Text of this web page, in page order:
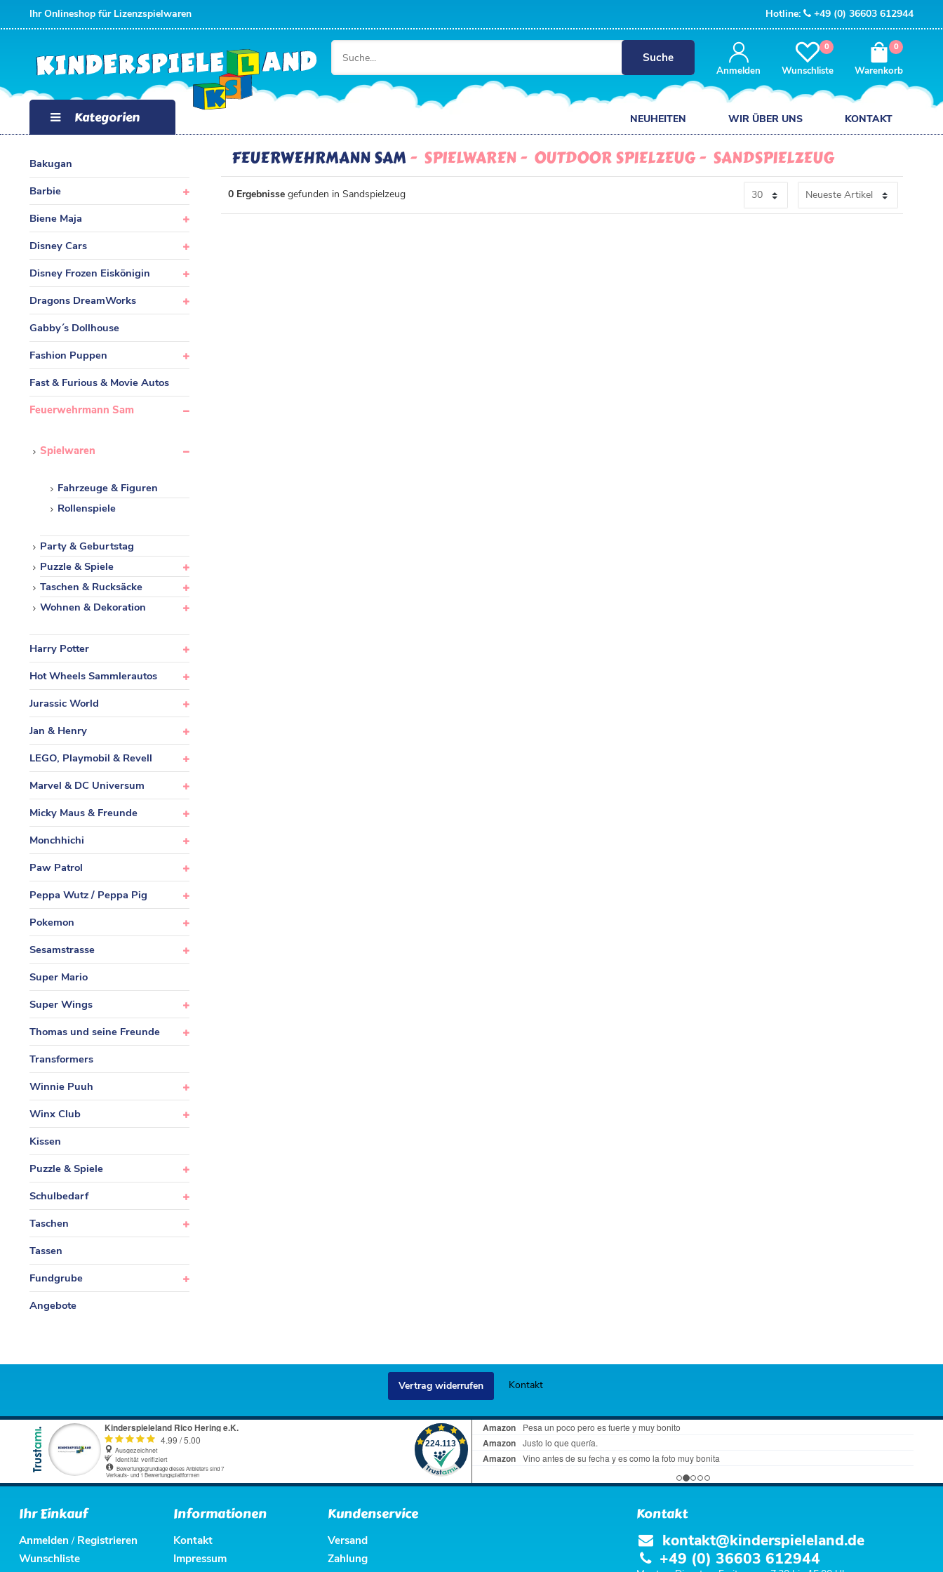
Ihr Onlineshop für Lizenzspielwaren Hotline: +49 (0) 36603 612944
Suche
Anmelden
0
Wunschliste
0
Warenkorb
Kategorien KONTAKT
WIR ÜBER UNS
NEUHEITEN
Bakugan
Barbie
Biene Maja
Disney Cars
Disney Frozen Eiskönigin
Dragons DreamWorks
Gabby´s Dollhouse
Fashion Puppen
Fast & Furious & Movie Autos
Feuerwehrmann Sam
Spielwaren
Fahrzeuge & Figuren
Rollenspiele
Party & Geburtstag
Puzzle & Spiele
Taschen & Rucksäcke
Wohnen & Dekoration
Harry Potter
Hot Wheels Sammlerautos
Jurassic World
Jan & Henry
LEGO, Playmobil & Revell
Marvel & DC Universum
Micky Maus & Freunde
Monchhichi
Paw Patrol
Peppa Wutz / Peppa Pig
Pokemon
Sesamstrasse
Super Mario
Super Wings
Thomas und seine Freunde
Transformers
Winnie Puuh
Winx Club
Kissen
Puzzle & Spiele
Schulbedarf
Taschen
Tassen
Fundgrube
Angebote
FEUERWEHRMANN SAM SPIELWAREN OUTDOOR SPIELZEUG SANDSPIELZEUG
0 Ergebnisse gefunden in Sandspielzeug
Vertrag widerrufen Kontakt
Ihr Einkauf
Anmelden / Registrieren
Wunschliste
Informationen
Kontakt
Impressum
Kundenservice
Versand
Zahlung
Kontakt
kontakt@kinderspieleland.de
+49 (0) 36603 612944
FILTER